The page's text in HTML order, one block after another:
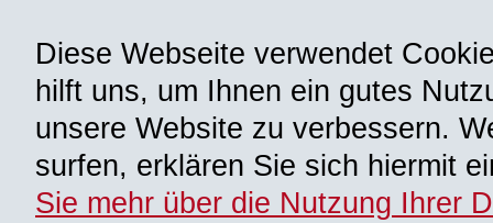
Diese Webseite verwendet
hilft uns, um Ihnen ein gutes
unsere Website zu verbessern.
surfen, erklären Sie sich hiermit
Sie mehr über die Nutzung Ihrer